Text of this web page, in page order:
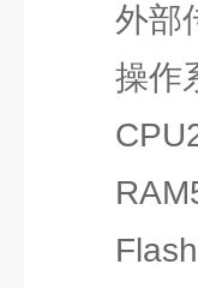
外部传
操作系